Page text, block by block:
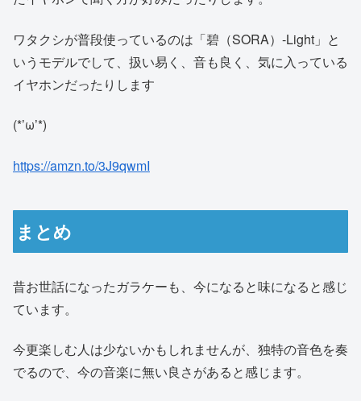
ワタクシが普段使っているのは「碧（SORA）-Light」と
いうモデルでして、扱い易く、音も良く、気に入っている
イヤホンだったりします
(*’ω’*)
https://amzn.to/3J9qwmI
まとめ
昔お世話になったガラケーも、今になると味になると感じ
ています。
今更楽しむ人は少ないかもしれませんが、独特の音色を奏
でるので、今の音楽に無い良さがあると感じます。